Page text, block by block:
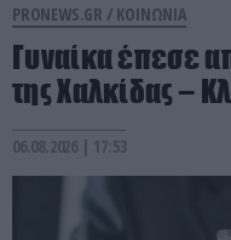
PRONEWS.GR / ΚΟΙΝΩΝΙΑ
Γυναίκα έπεσε
της Χαλκίδας –
06.08.2026 | 17:53